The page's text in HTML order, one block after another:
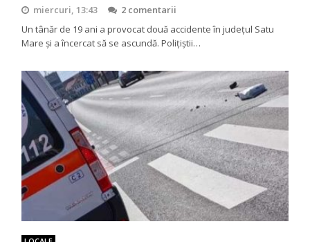
miercuri, 13:43
2 comentarii
Un tânăr de 19 ani a provocat două accidente în județul Satu
Mare și a încercat să se ascundă. Polițiștii…